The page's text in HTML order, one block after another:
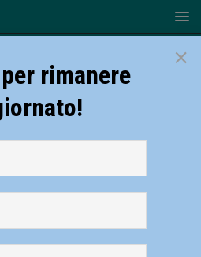
×
rimanere